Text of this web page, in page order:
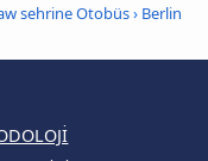
sehrine Otobüs› Berlin